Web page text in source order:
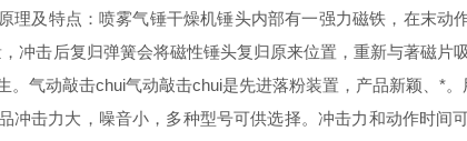
理及特点：喷雾气锤干燥机锤头内部有一强力磁铁，在末
冲击后复归弹簧会将磁性锤头复归原来位置，重新与著磁
。气动敲击chui气动敲击chui是先进落粉装置，产品新颖、*
冲击力大，噪音小，多种型号可供选择。冲击力和动作时